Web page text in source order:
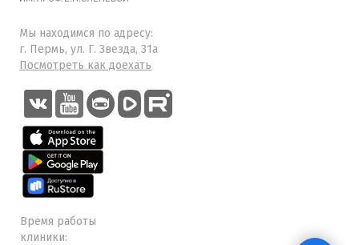
Мы находимся по адресу:
г. Пермь, ул. Г. Звезда, 31а
Посмотреть как доехать
Время работы
клиники: